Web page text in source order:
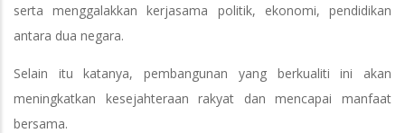
serta menggalakkan kerjasama politik, ekonomi, pendidikan
antara dua negara.
Selain itu katanya, pembangunan yang berkualiti ini akan
meningkatkan kesejahteraan rakyat dan mencapai manfaat
bersama.